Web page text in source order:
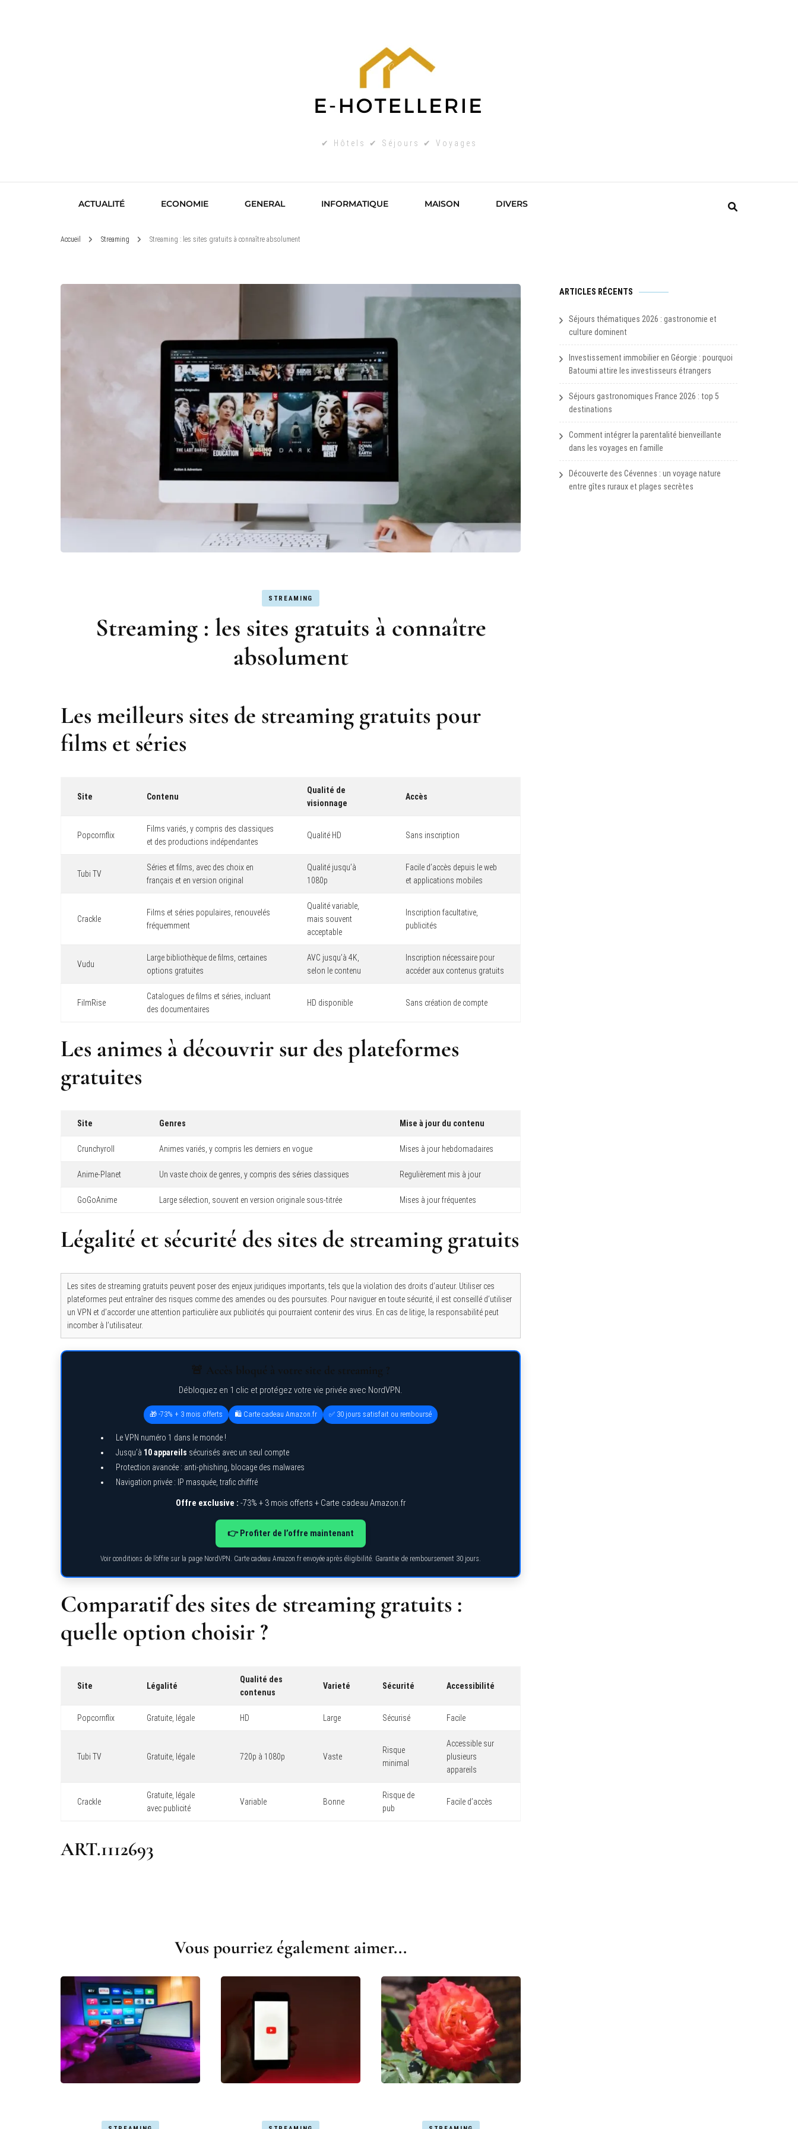
✔ Hôtels ✔ Séjours ✔ Voyages
ACTUALITÉ ECONOMIE GENERAL INFORMATIQUE MAISON DIVERS
Accueil Streaming Streaming : les sites gratuits à connaître absolument
STREAMING
Streaming : les sites gratuits à connaître
absolument
Les meilleurs sites de streaming gratuits pour
films et séries
Site Contenu
Qualité de
visionnage
Accès
Popcornflix
Films variés, y compris des classiques
et des productions indépendantes
Qualité HD Sans inscription
Tubi TV
Séries et films, avec des choix en
français et en version original
Qualité jusqu’à
1080p
Facile d’accès depuis le web
et applications mobiles
Crackle
Films et séries populaires, renouvelés
fréquemment
Qualité variable,
mais souvent
acceptable
Inscription facultative,
publicités
Vudu
Large bibliothèque de films, certaines
options gratuites
AVC jusqu’à 4K,
selon le contenu
Inscription nécessaire pour
accéder aux contenus gratuits
FilmRise
Catalogues de films et séries, incluant
des documentaires
HD disponible Sans création de compte
Les animes à découvrir sur des plateformes
gratuites
Site Genres Mise à jour du contenu
Crunchyroll Animes variés, y compris les derniers en vogue Mises à jour hebdomadaires
Anime-Planet Un vaste choix de genres, y compris des séries classiques Regulièrement mis à jour
GoGoAnime Large sélection, souvent en version originale sous-titrée Mises à jour fréquentes
Légalité et sécurité des sites de streaming gratuits
Les sites de streaming gratuits peuvent poser des enjeux juridiques importants, tels que la violation des droits d’auteur. Utiliser ces
plateformes peut entraîner des risques comme des amendes ou des poursuites. Pour naviguer en toute sécurité, il est conseillé d’utiliser
un VPN et d’accorder une attention particulière aux publicités qui pourraient contenir des virus. En cas de litige, la responsabilité peut
incomber à l’utilisateur.
🚨 Accès bloqué à votre site de streaming ?
Débloquez en 1 clic et protégez votre vie privée avec NordVPN.
🎁 -73% + 3 mois offerts 🛍️ Carte cadeau Amazon.fr ✅ 30 jours satisfait ou remboursé
Le VPN numéro 1 dans le monde !
Jusqu’à 10 appareils sécurisés avec un seul compte
Protection avancée : anti-phishing, blocage des malwares
Navigation privée : IP masquée, trafic chiffré
Offre exclusive : -73% + 3 mois offerts + Carte cadeau Amazon.fr
👉 Profiter de l’offre maintenant
Voir conditions de l’offre sur la page NordVPN. Carte cadeau Amazon.fr envoyée après éligibilité. Garantie de remboursement 30 jours.
Comparatif des sites de streaming gratuits :
quelle option choisir ?
Site Légalité
Qualité des
contenus
Varieté Sécurité Accessibilité
Popcornflix Gratuite, légale HD Large Sécurisé Facile
Tubi TV Gratuite, légale 720p à 1080p Vaste
Risque
minimal
Accessible sur
plusieurs
appareils
Crackle
Gratuite, légale
avec publicité
Variable Bonne
Risque de
pub
Facile d’accès
ART.1112693
Vous pourriez également aimer...
ARTICLES RÉCENTS
Séjours thématiques 2026 : gastronomie et
culture dominent
Investissement immobilier en Géorgie : pourquoi
Batoumi attire les investisseurs étrangers
Séjours gastronomiques France 2026 : top 5
destinations
Comment intégrer la parentalité bienveillante
dans les voyages en famille
Découverte des Cévennes : un voyage nature
entre gîtes ruraux et plages secrètes